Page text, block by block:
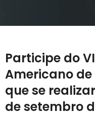
Participe do
Americano
que se
de setembro